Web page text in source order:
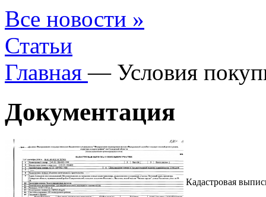
Все новости »
Статьи
Главная — Условия
Документация
Кадастровая